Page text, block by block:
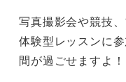
写真撮影会や競技
体験型レッスンに
間が過ごせますよ！